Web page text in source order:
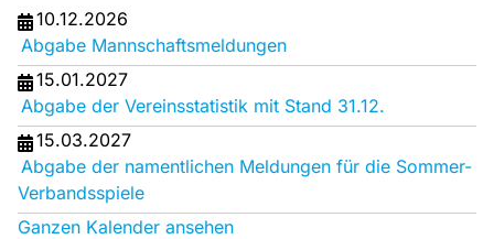
10.12.2026
Abgabe Mannschaftsmeldungen
15.01.2027
Abgabe der Vereinsstatistik mit Stand 31.12.
15.03.2027
Abgabe der namentlichen Meldungen für die Sommer-
Verbandsspiele
Ganzen Kalender ansehen